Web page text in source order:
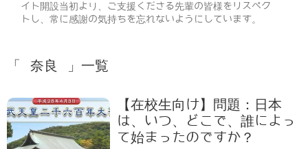
イト開設当初より、ご支援くださる先輩の皆様をリスペク
トし、常に感謝の気持ちを忘れないようにしています。
「 奈良 」一覧
【在校生向け】問題：日本
は、いつ、どこで、誰によっ
て始まったのですか？